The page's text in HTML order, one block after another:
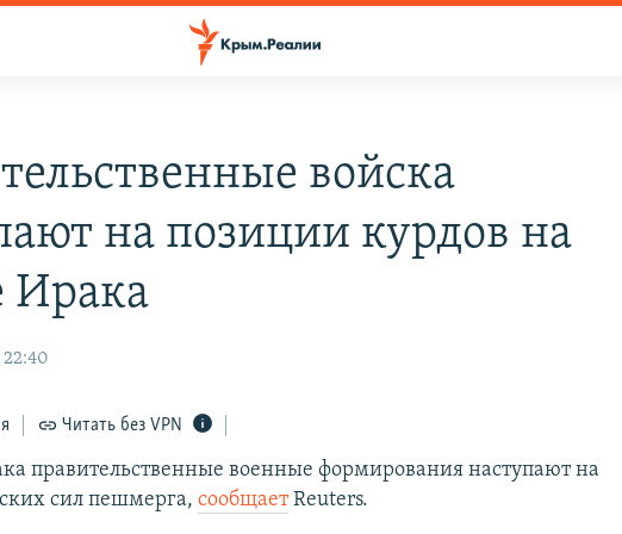
войска
на позиции курдов на
Ирака
22:40
Читать без VPN
правительственные военные формирования наступают на
сил пешмерга,сообщаетReuters.